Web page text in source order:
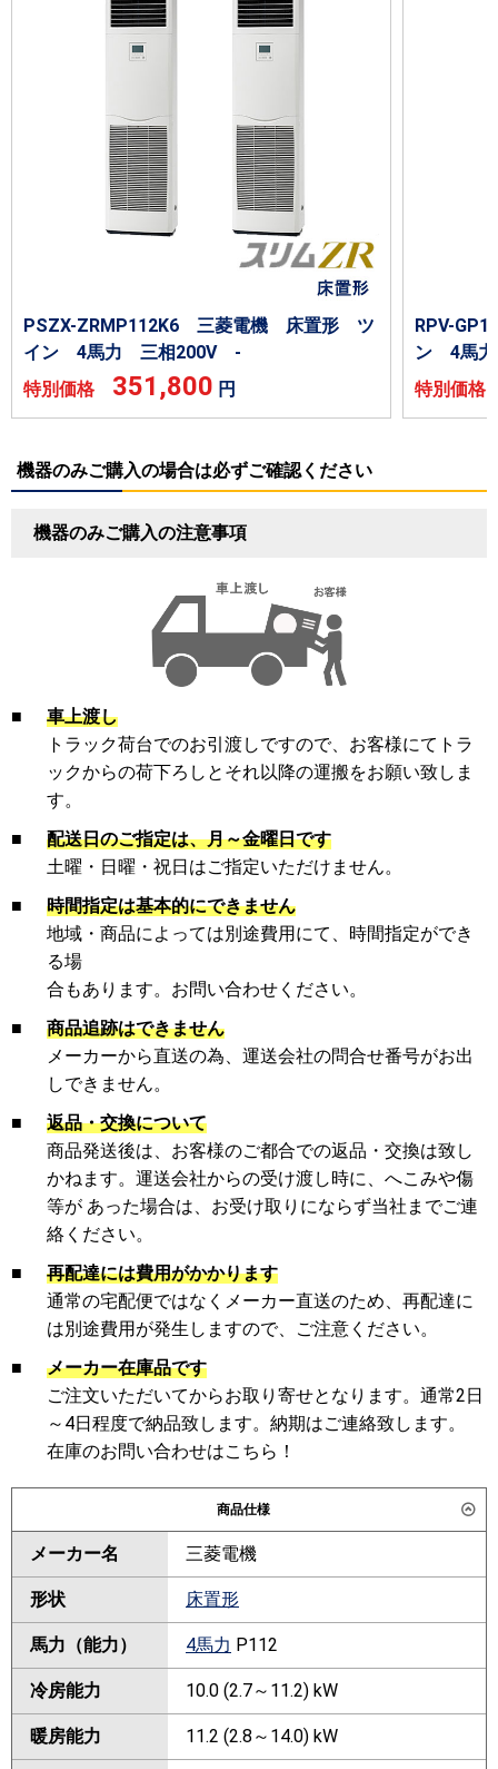
PSZX-ZRMP112K6 三菱電機 床置形 ツ
イン 4馬力 三相200V -
特別価格 351,800 円
RPV-
ン 4馬
特別価
機器のみご購入の場合は必ずご確認ください
機器のみご購入の注意事項
■
車上渡し
トラック荷台でのお引渡しですので、お客様にてトラ
ックからの荷下ろしとそれ以降の運搬をお願い致しま
す。
■
配送日のご指定は、月～金曜日です
土曜・日曜・祝日はご指定いただけません。
■
時間指定は基本的にできません
地域・商品によっては別途費用にて、時間指定ができ
る場
合もあります。お問い合わせください。
■
商品追跡はできません
メーカーから直送の為、運送会社の問合せ番号がお出
しできません。
■
返品・交換について
商品発送後は、お客様のご都合での返品・交換は致し
かねます。運送会社からの受け渡し時に、へこみや傷
等が あった場合は、お受け取りにならず当社までご連
絡ください。
■
再配達には費用がかかります
通常の宅配便ではなくメーカー直送のため、再配達に
は別途費用が発生しますので、ご注意ください。
■
メーカー在庫品です
ご注文いただいてからお取り寄せとなります。通常2日
～4日程度で納品致します。納期はご連絡致します。
在庫のお問い合わせはこちら！
商品仕様
メーカー名 三菱電機
形状 床置形
馬力（能力） 4馬力 P112
冷房能力 10.0 (2.7～11.2) kW
暖房能力 11.2 (2.8～14.0) kW